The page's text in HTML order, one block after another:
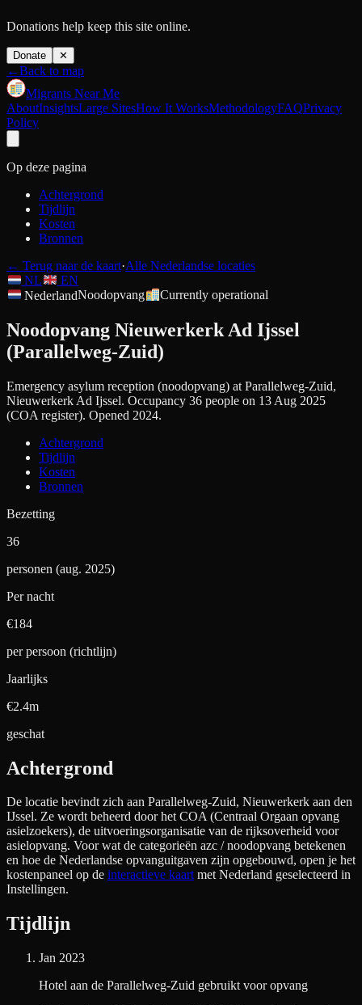
Donations help keep this site online.
Donate ✕
←Back to map
Migrants Near Me
AboutInsightsLarge SitesHow It WorksMethodologyFAQPrivacy
Policy
Op deze pagina
Achtergrond
Tijdlijn
Kosten
Bronnen
← Terug naar de kaart·Alle Nederlandse locaties
NL
EN
NederlandNoodopvang Currently operational
Noodopvang Nieuwerkerk Ad Ijssel
(Parallelweg-Zuid)
Emergency asylum reception (noodopvang) at Parallelweg-Zuid,
Nieuwerkerk Ad Ijssel. Occupancy 36 people on 13 Aug 2025
(COA register). Opened 2024.
Achtergrond
Tijdlijn
Kosten
Bronnen
Bezetting
36
personen (aug. 2025)
Per nacht
€184
per persoon (richtlijn)
Jaarlijks
€2.4m
geschat
Achtergrond
De locatie bevindt zich aan Parallelweg-Zuid, Nieuwerkerk aan den
IJssel. Ze wordt beheerd door het COA (Centraal Orgaan opvang
asielzoekers), de uitvoeringsorganisatie van de rijksoverheid voor
asielopvang. Voor wat de categorieën azc / noodopvang betekenen
en hoe de Nederlandse opvanguitgaven zijn opgebouwd, open je het
kostenpaneel op de interactieve kaart met Nederland geselecteerd in
Instellingen.
Tijdlijn
Jan 2023
Hotel aan de Parallelweg-Zuid gebruikt voor opvang